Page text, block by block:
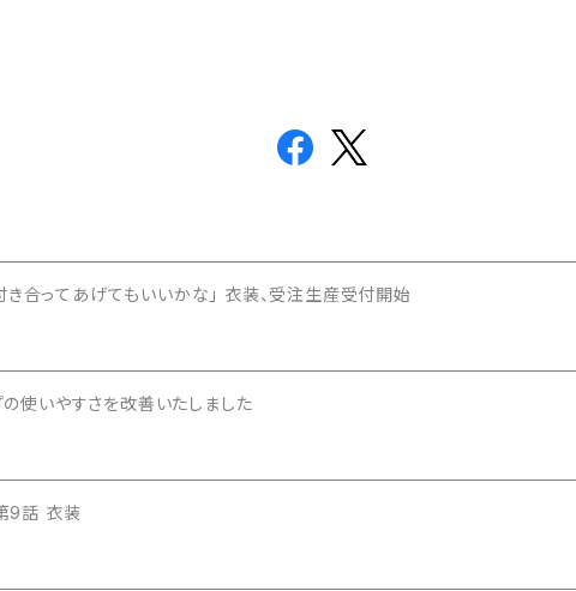
合ってあげてもいいかな」 衣装、受注生産受付開始
の使いやすさを改善いたしました
9話 衣装